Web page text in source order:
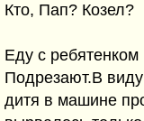
Кто, Пап? Козел?
Еду с
Подрезают.В виду
дитя в машине